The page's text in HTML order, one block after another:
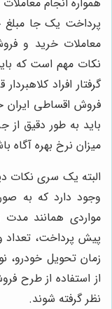
پرداخت یک جا مبلغ
معاملات خرید و
نکات مهم است که
گرفتار افراد
فروش اقساطی
باید به طور دقیق
میزان نرخ بهره آگاه
البته یک سری نکات
وجود دارد که به
مواردی همانند مدت
پیش پرداخت، تعداد
زمان تحویل خودرو،
از استفاده از طرح
نظر گرفته شوند.